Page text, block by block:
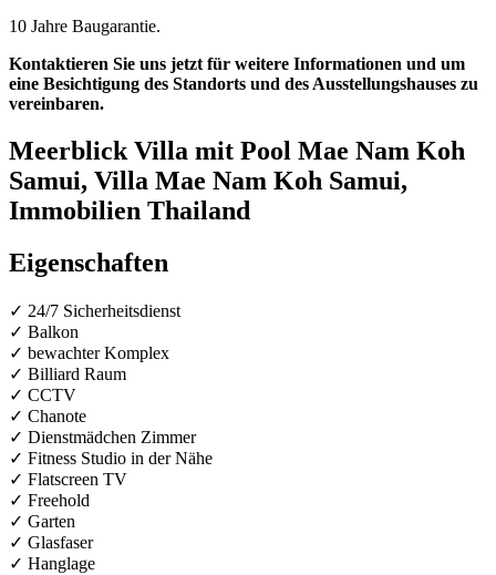
10 Jahre Baugarantie.
Kontaktieren Sie uns jetzt für weitere Informationen und um
eine Besichtigung des Standorts und des Ausstellungshauses zu
vereinbaren.
Meerblick Villa mit Pool Mae Nam Koh
Samui, Villa Mae Nam Koh Samui,
Immobilien Thailand
Eigenschaften
✓ 24/7 Sicherheitsdienst
✓ Balkon
✓ bewachter Komplex
✓ Billiard Raum
✓ CCTV
✓ Chanote
✓ Dienstmädchen Zimmer
✓ Fitness Studio in der Nähe
✓ Flatscreen TV
✓ Freehold
✓ Garten
✓ Glasfaser
✓ Hanglage